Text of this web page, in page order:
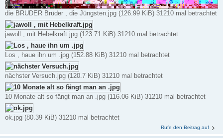
die BRUDER Brüder , die Jüngsten.jpg (126.99 KiB) 31210 mal betrachtet
jawoll , mit Hebelkraft.jpg (123.71 KiB) 31210 mal betrachtet
Los , haue ihn um .jpg (152.88 KiB) 31210 mal betrachtet
nächster Versuch.jpg (120.7 KiB) 31210 mal betrachtet
10 Monate alt so fängt man an .jpg (116.06 KiB) 31210 mal betrachtet
ok.jpg (80.39 KiB) 31210 mal betrachtet
Rufe den Beitrag auf